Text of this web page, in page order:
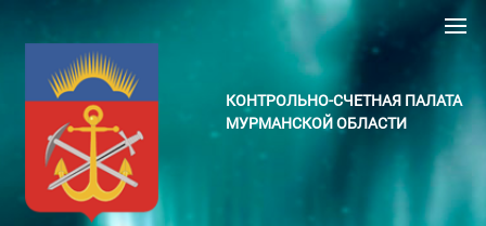
КОНТРОЛЬНО-СЧЕТНАЯ ПАЛАТА
МУРМАНСКОЙ ОБЛАСТИ